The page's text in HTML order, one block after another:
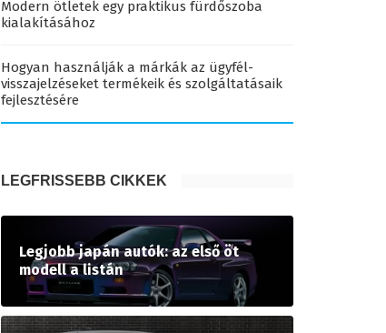
Modern ötletek egy praktikus fürdőszoba
kialakításához
Hogyan használják a márkák az ügyfél-
visszajelzéseket termékeik és szolgáltatásaik
fejlesztésére
LEGFRISSEBB CIKKEK
Legjobb japán autók: az első öt
modell a listán